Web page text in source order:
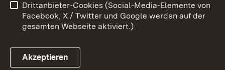
Link zum Landesportal
Impressum
Cookies
Drittanbieter-Cookies (Social-Media-Elemente von
Facebook, X / Twitter und Google werden auf der
gesamten Webseite aktiviert.)
Akzeptieren